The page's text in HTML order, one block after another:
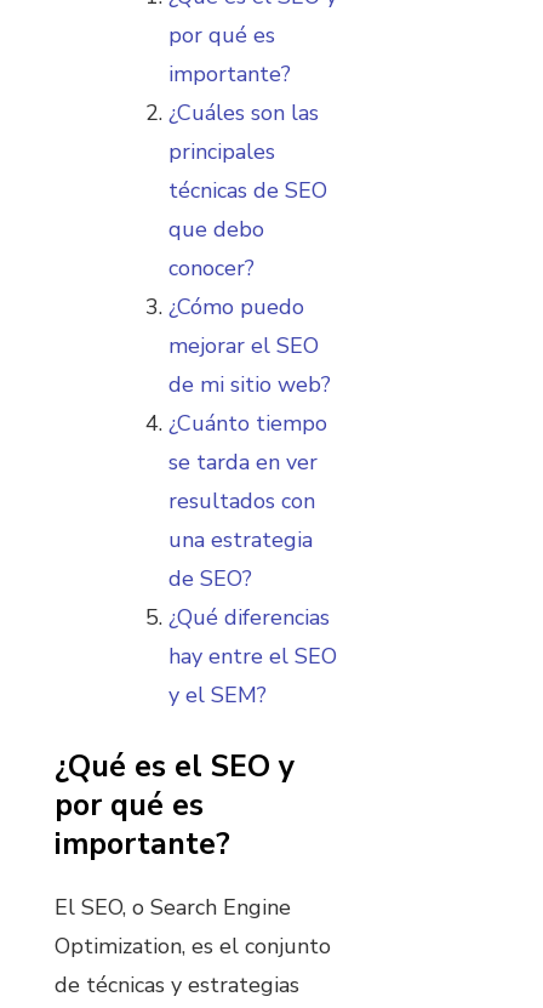
por qué es
importante?
¿Cuáles son las
principales
técnicas de SEO
que debo
conocer?
¿Cómo puedo
mejorar el SEO
de mi sitio web?
¿Cuánto tiempo
se tarda en ver
resultados con
una estrategia
de SEO?
¿Qué diferencias
hay entre el SEO
y el SEM?
¿Qué es el SEO y
por qué es
importante?
El SEO, o Search Engine
Optimization, es el conjunto
de técnicas y estrategias